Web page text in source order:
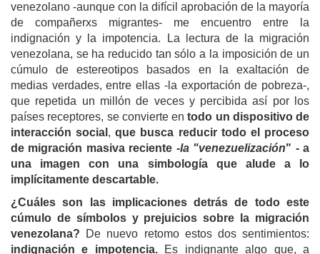
venezolano -aunque con la difícil aprobación de la mayoría
de compañerxs migrantes- me encuentro entre la
indignación y la impotencia. La lectura de la migración
venezolana, se ha reducido tan sólo a la imposición de un
cúmulo de estereotipos basados en la exaltación de
medias verdades, entre ellas -la exportación de pobreza-,
que repetida un millón de veces y percibida así por los
países receptores, se convierte entodo un dispositivo de
interacción social ,que busca reducir todo el proceso
de migración masiva reciente -la "venezuelización" - a
una imagen con una simbología que alude a lo
implícitamente descartable.
¿Cuáles son las implicaciones detrás de todo este
cúmulo de símbolos y prejuicios sobre la migración
venezolana? De nuevo retomo estos dos sentimientos:
indignación e impotencia.Es indignante algo que, a